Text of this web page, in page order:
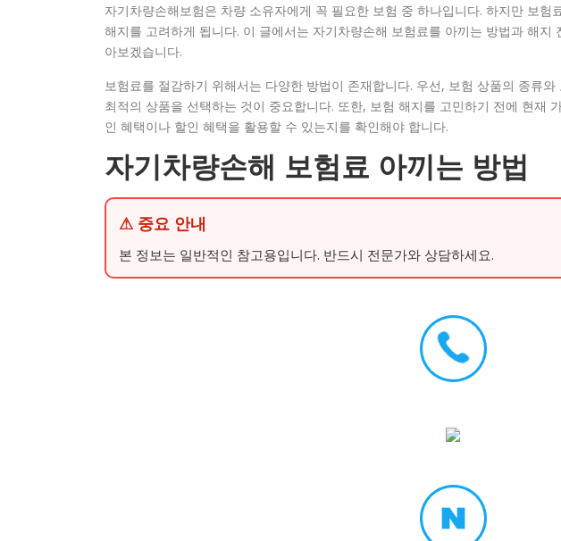
자기차량손해보험은 차량 소유자에게 꼭 필요한 보험 중 하나입니다. 하지만 보험
해지를 고려하게 됩니다. 이 글에서는 자기차량손해 보험료를 아끼는 방법과 해
아보겠습니다.
보험료를 절감하기 위해서는 다양한 방법이 존재합니다. 우선, 보험 상품의 종류
최적의 상품을 선택하는 것이 중요합니다. 또한, 보험 해지를 고민하기 전에 현재
인 혜택이나 할인 혜택을 활용할 수 있는지를 확인해야 합니다.
자기차량손해 보험료 아끼는 방법
⚠ 중요 안내
본 정보는 일반적인 참고용입니다. 반드시 전문가와 상담하세요.